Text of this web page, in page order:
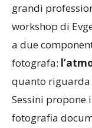
grandi
workshop di
a due
fotografa:
quanto riguarda
Sessini propone
fotografia